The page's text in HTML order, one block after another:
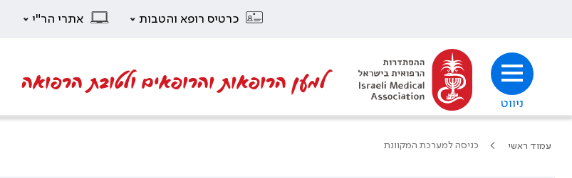
כרטיס רופא והטבות אתרי הר"י
ניווט
למען הרופאות והרופאים ולטובת הרפואה
עמוד ראשי כניסה למערכת המקוונת